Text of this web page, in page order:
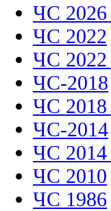
ЧС 2026
ЧС 2022
ЧС 2022
ЧС-2018
ЧС 2018
ЧС-2014
ЧС 2014
ЧС 2010
ЧС 1986